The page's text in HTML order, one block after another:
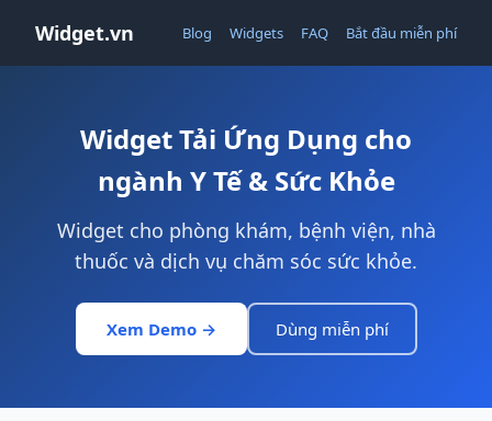
Widget.vn Blog Widgets FAQ Bắt đầu miễn phí
Widget Tải Ứng Dụng cho
ngành Y Tế & Sức Khỏe
Widget cho phòng khám, bệnh viện, nhà
thuốc và dịch vụ chăm sóc sức khỏe.
Xem Demo → Dùng miễn phí